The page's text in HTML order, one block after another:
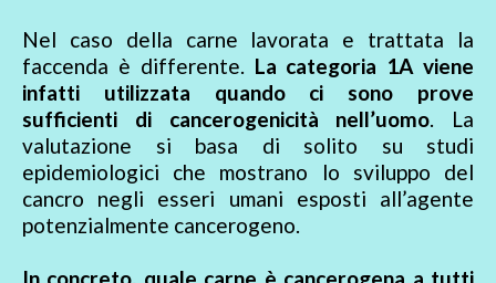
Nel caso della carne lavorata e trattata la
faccenda è differente. La categoria 1A viene
infatti utilizzata quando ci sono prove
sufficienti di cancerogenicità nell’uomo. La
valutazione si basa di solito su studi
epidemiologici che mostrano lo sviluppo del
cancro negli esseri umani esposti all’agente
potenzialmente cancerogeno.